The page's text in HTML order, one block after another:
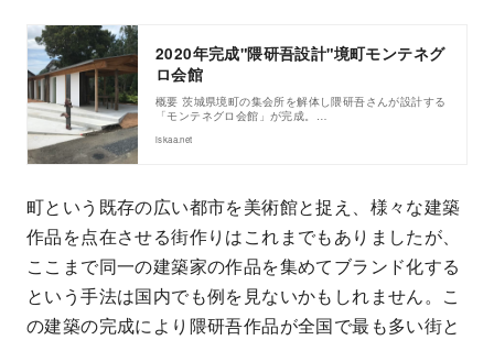
2020年完成"隈研吾設計"境町モンテネグ
ロ会館
概要 茨城県境町の集会所を解体し隈研吾さんが設計する
「モンテネグロ会館」が完成。…
iskaa.net
町という既存の広い都市を美術館と捉え、様々な建築
作品を点在させる街作りはこれまでもありましたが、
ここまで同一の建築家の作品を集めてブランド化する
という手法は国内でも例を見ないかもしれません。こ
の建築の完成により隈研吾作品が全国で最も多い街と